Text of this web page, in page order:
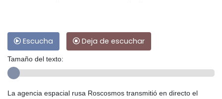
Escucha Deja de escuchar
Tamaño del texto:
La agencia espacial rusa Roscosmos transmitió en directo el